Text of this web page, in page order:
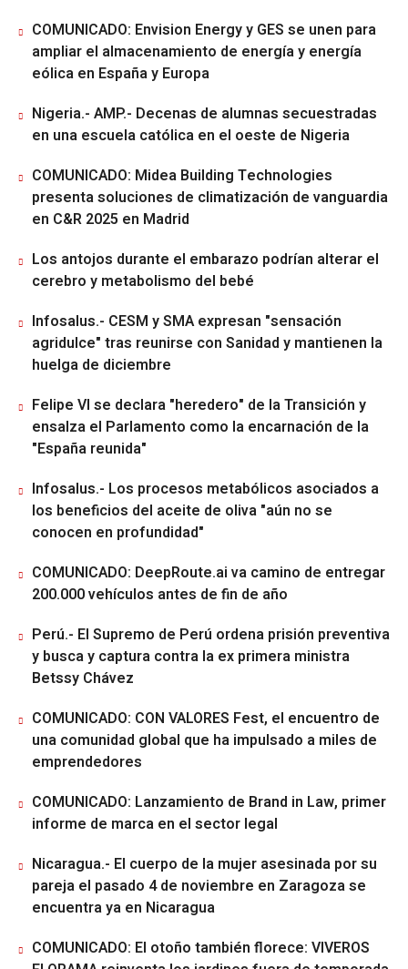
COMUNICADO: Envision Energy y GES se unen para
ampliar el almacenamiento de energía y energía
eólica en España y Europa
Nigeria.- AMP.- Decenas de alumnas secuestradas
en una escuela católica en el oeste de Nigeria
COMUNICADO: Midea Building Technologies
presenta soluciones de climatización de vanguardia
en C&R 2025 en Madrid
Los antojos durante el embarazo podrían alterar el
cerebro y metabolismo del bebé
Infosalus.- CESM y SMA expresan "sensación
agridulce" tras reunirse con Sanidad y mantienen la
huelga de diciembre
Felipe VI se declara "heredero" de la Transición y
ensalza el Parlamento como la encarnación de la
"España reunida"
Infosalus.- Los procesos metabólicos asociados a
los beneficios del aceite de oliva "aún no se
conocen en profundidad"
COMUNICADO: DeepRoute.ai va camino de entregar
200.000 vehículos antes de fin de año
Perú.- El Supremo de Perú ordena prisión preventiva
y busca y captura contra la ex primera ministra
Betssy Chávez
COMUNICADO: CON VALORES Fest, el encuentro de
una comunidad global que ha impulsado a miles de
emprendedores
COMUNICADO: Lanzamiento de Brand in Law, primer
informe de marca en el sector legal
Nicaragua.- El cuerpo de la mujer asesinada por su
pareja el pasado 4 de noviembre en Zaragoza se
encuentra ya en Nicaragua
COMUNICADO: El otoño también florece: VIVEROS